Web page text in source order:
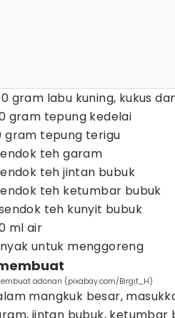
gram labu kuning, kukus
gram tepung kedelai
gram tepung terigu
teh garam
teh jintan bubuk
teh ketumbar bubuk
teh kunyit bubuk
ml air
untuk menggoreng
adonan (pixabay.com/Birgit_H)
mangkuk besar,